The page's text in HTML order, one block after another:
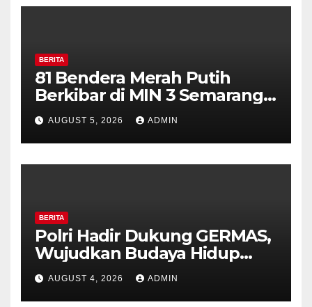
BERITA
81 Bendera Merah Putih
Berkibar di MIN 3 Semarang,
Bhabinkamtibmas Desa
Timpik Hadiri Peringatan
HUT ke-81 Kemerdekaan RI
AUGUST 5, 2026 ADMIN
BERITA
Polri Hadir Dukung GERMAS,
Wujudkan Budaya Hidup
Sehat di Kecamatan Pabelan
AUGUST 4, 2026 ADMIN